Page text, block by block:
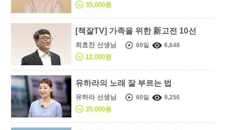
35,000원
[책잘TV] 가족을 위한 新고전 10선
최효찬 선생님 60일 6,648
12,000원
유하라의 노래 잘 부르는 법
유하라 선생님 60일 9,256
35,000원